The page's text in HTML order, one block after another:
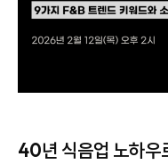
40년 식음업 노하